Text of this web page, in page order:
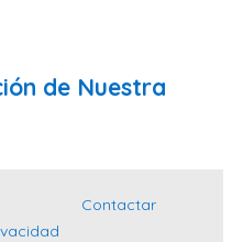
de Nuestra
Contactar